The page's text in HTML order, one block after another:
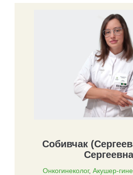
Собивчак
Сергеевна
Онкогинеколог, Акушер-